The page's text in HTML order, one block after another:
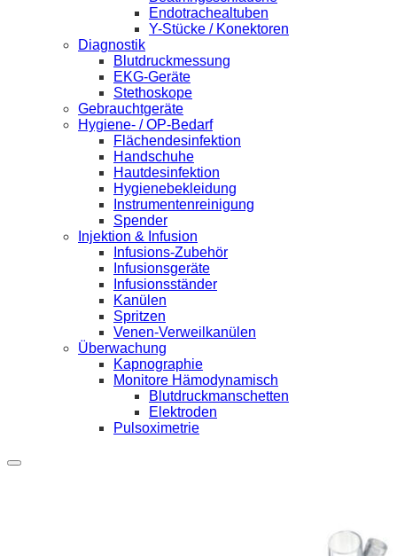
Endotrachealtuben
Y-Stücke / Konektoren
Diagnostik
Blutdruckmessung
EKG-Geräte
Stethoskope
Gebrauchtgeräte
Hygiene- / OP-Bedarf
Flächendesinfektion
Handschuhe
Hautdesinfektion
Hygienebekleidung
Instrumentenreinigung
Spender
Injektion & Infusion
Infusions-Zubehör
Infusionsgeräte
Infusionsständer
Kanülen
Spritzen
Venen-Verweilkanülen
Überwachung
Kapnographie
Monitore Hämodynamisch
Blutdruckmanschetten
Elektroden
Pulsoximetrie